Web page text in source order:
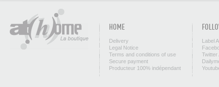
HOME
Delivery
Legal Notice
Terms and conditions of use
Secure payment
Producteur 100% indépendant
Label
Twitter